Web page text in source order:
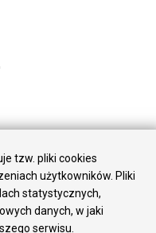
tzw. pliki cookies
użytkowników. Pliki
statystycznych,
danych, w jaki
serwisu.